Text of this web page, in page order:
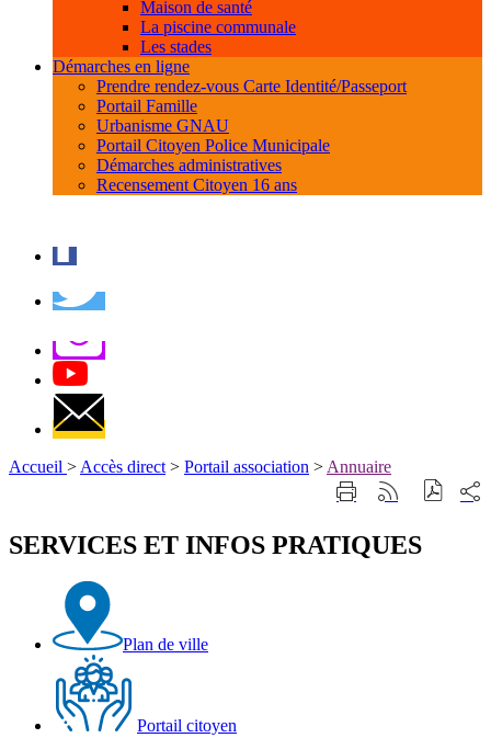
Maison de santé
La piscine communale
Les stades
Démarches en ligne
Prendre rendez-vous Carte Identité/Passeport
Portail Famille
Urbanisme GNAU
Portail Citoyen Police Municipale
Démarches administratives
Recensement Citoyen 16 ans
Accueil > Accès direct > Portail association > Annuaire
ImprimerGénérer
RSS
sur
SERVICES ET INFOS PRATIQUES
Plan de ville
Portail citoyen